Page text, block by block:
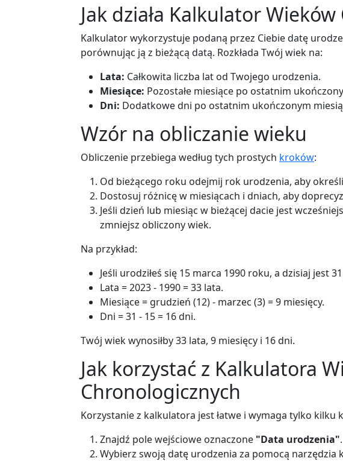
Jak działa Kalkulator
Kalkulator wykorzystuje podaną przez Ciebie datę
porównując ją z bieżącą datą. Rozkłada Twój wiek na:
Lata: Całkowita liczba lat od Twojego urodzenia.
Miesiące: Pozostałe miesiące po ostatnim
Dni: Dodatkowe dni po ostatnim ukończonym
Wzór na obliczanie wieku
Obliczenie przebiega według tych prostych kroków:
Od bieżącego roku odejmij rok urodzenia, aby
Dostosuj różnicę w miesiącach i dniach, aby
Jeśli dzień lub miesiąc w bieżącej dacie jest
zmniejsz obliczony wiek.
Na przykład:
Jeśli urodziłeś się 15 marca 1990 roku, a dzisiaj jest
Lata = 2023 - 1990 = 33 lata.
Miesiące = grudzień (12) - marzec (3) = 9 miesięcy.
Dni = 31 - 15 = 16 dni.
Twój wiek wynosiłby 33 lata, 9 miesięcy i 16 dni.
Jak korzystać z Kalkulatora
Chronologicznych
Korzystanie z kalkulatora jest łatwe i wymaga tylko kilku
Znajdź pole wejściowe oznaczone "Data urodzenia".
Wybierz swoją datę urodzenia za pomocą